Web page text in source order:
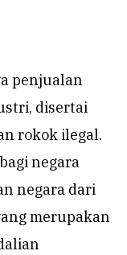
penjualan
disertai
rokok ilegal.
negara
negara dari
merupakan